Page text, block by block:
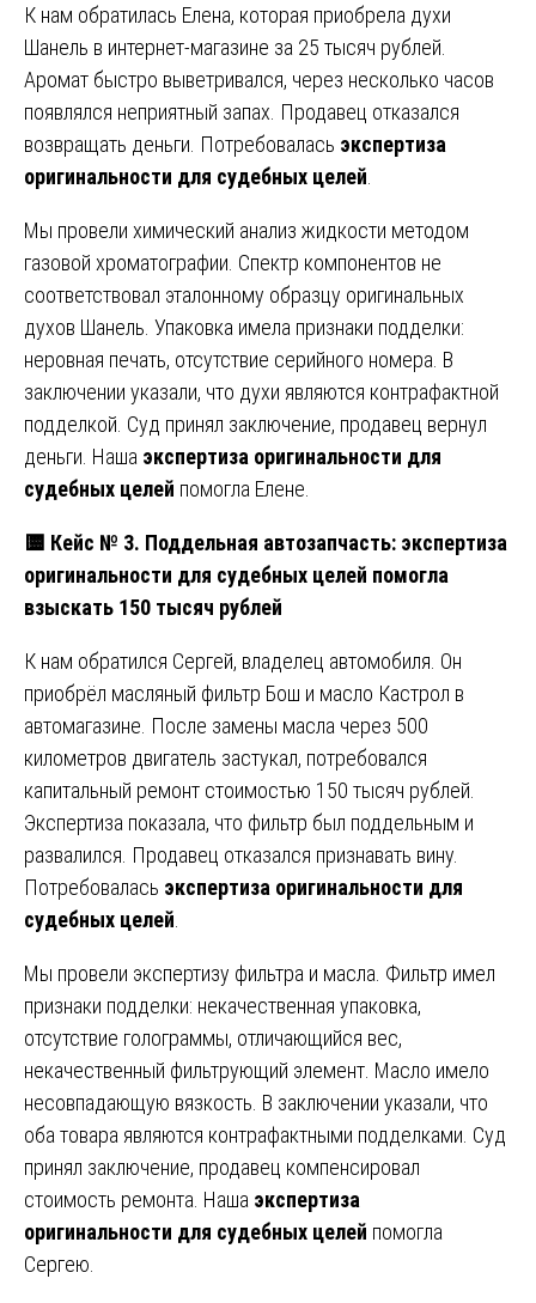
К нам обратилась Елена, которая приобрела духи
Шанель в интернет-магазине за 25 тысяч рублей.
Аромат быстро выветривался, через несколько часов
появлялся неприятный запах. Продавец отказался
возвращать деньги. Потребовалась экспертиза
оригинальности для судебных целей
Мы провели химический анализ жидкости методом
газовой хроматографии. Спектр компонентов не
соответствовал эталонному образцу оригинальных
духов Шанель. Упаковка имела признаки подделки:
неровная печать, отсутствие серийного номера. В
заключении указали, что духи являются контрафактной
подделкой. Суд принял заключение, продавец вернул
деньги. Наша экспертиза оригинальности для
судебных целей помогла Елене.
🟨 Кейс № 3. Поддельная автозапчасть: экспертиза
оригинальности для судебных целей помогла
взыскать 150 тысяч рублей
К нам обратился Сергей, владелец автомобиля. Он
приобрёл масляный фильтр Бош и масло Кастрол в
автомагазине. После замены масла через 500
километров двигатель застукал, потребовался
капитальный ремонт стоимостью 150 тысяч рублей.
Экспертиза показала, что фильтр был поддельным и
развалился. Продавец отказался признавать вину.
Потребовалась экспертиза оригинальности для
судебных целей
Мы провели экспертизу фильтра и масла. Фильтр имел
признаки подделки: некачественная упаковка,
отсутствие голограммы, отличающийся вес,
некачественный фильтрующий элемент. Масло имело
несовпадающую вязкость. В заключении указали, что
оба товара являются контрафактными подделками. Суд
принял заключение, продавец компенсировал
стоимость ремонта. Наша экспертиза
оригинальности для судебных целей помогла
Сергею.